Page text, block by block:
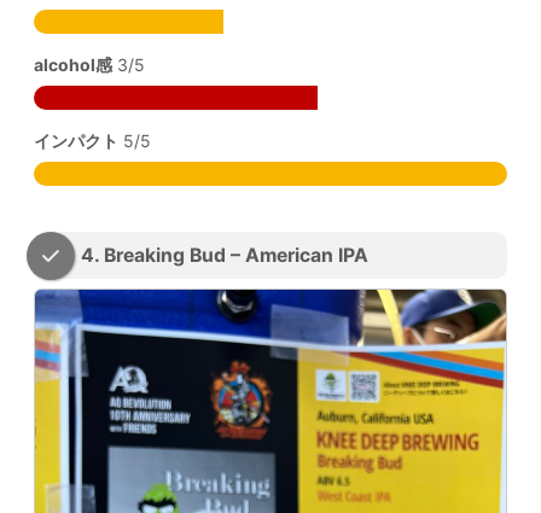
alcohol感 3/5
インパクト 5/5
4. Breaking Bud – American IPA